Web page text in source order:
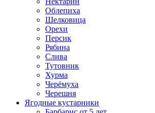
Облепиха
Шелковица
Орехи
Персик
Рябина
Слива
Тутовник
Хурма
Черёмуха
Черешня
Ягодные кустарники